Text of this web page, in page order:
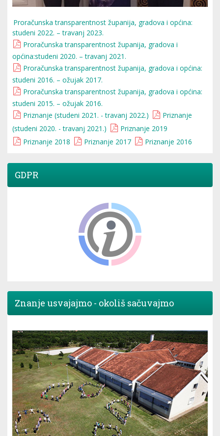
Proračunska transparentnost županija, gradova i općina:
studeni 2022. – travanj 2023.
Proračunska transparentnost županija, gradova i
općina:studeni 2020. – travanj 2021.
Proračunska transparentnost županija, gradova i općina:
studeni 2016. – ožujak 2017.
Proračunska transparentnost županija, gradova i općina:
studeni 2015. – ožujak 2016.
Priznanje (studeni 2021. - travanj 2022.)
Priznanje
(studeni 2020. - travanj 2021.)
Priznanje 2019
Priznanje 2018
Priznanje 2017 Priznanje 2016
GDPR
Znanje usvajajmo - okoliš sačuvajmo